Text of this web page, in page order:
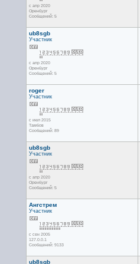
с апр 2020
Оренбург
Сообщений: 5
ub8sgb
Участник
с апр 2020
Оренбург
Сообщений: 5
roger
Участник
с июл 2015
Тамбов
Сообщений: 89
ub8sgb
Участник
с апр 2020
Оренбург
Сообщений: 5
Ангстрем
Участник
с сен 2005
127.0.0.1
Сообщений: 9133
ub8sgb